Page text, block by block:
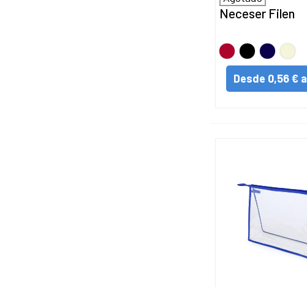
Neceser Filen
Rojo NegroMARINO
BEIG
Desde 0,56 € a